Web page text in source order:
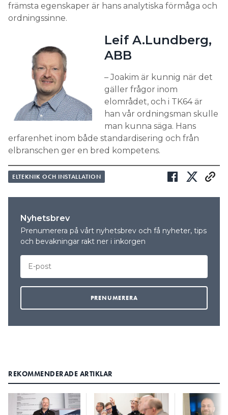
främsta egenskaper är hans analytiska förmåga och
ordningssinne.
Leif A.Lundberg,
ABB
– Joakim är kunnig när det
gäller frågor inom
elområdet, och i TK64 är
han vår ordningsman skulle
man kunna säga. Hans
erfarenhet inom både standardisering och från
elbranschen ger en bred kompetens.
ELTEKNIK OCH INSTALLATION
Nyhetsbrev
Prenumerera på vårt nyhetsbrev och få nyheter, tips
och bevakningar rakt ner i inkorgen
REKOMMENDERADE ARTIKLAR